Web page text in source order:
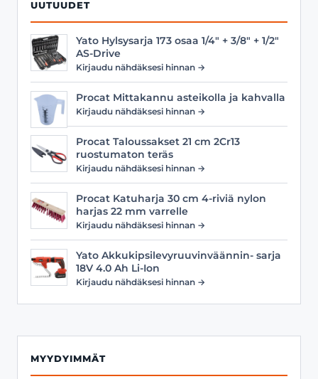
UUTUUDET
Yato Hylsysarja 173 osaa 1/4" + 3/8" + 1/2"
AS-Drive
Kirjaudu nähdäksesi hinnan →
Procat Mittakannu asteikolla ja kahvalla
Kirjaudu nähdäksesi hinnan →
Procat Taloussakset 21 cm 2Cr13
ruostumaton teräs
Kirjaudu nähdäksesi hinnan →
Procat Katuharja 30 cm 4-riviä nylon
harjas 22 mm varrelle
Kirjaudu nähdäksesi hinnan →
Yato Akkukipsilevyruuvinväännin- sarja
18V 4.0 Ah Li-Ion
Kirjaudu nähdäksesi hinnan →
MYYDYIMMÄT